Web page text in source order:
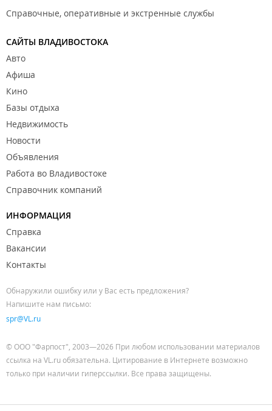
Справочные, оперативные и экстренные службы
САЙТЫ ВЛАДИВОСТОКА
Авто
Афиша
Кино
Базы отдыха
Недвижимость
Новости
Объявления
Работа во Владивостоке
Справочник компаний
ИНФОРМАЦИЯ
Справка
Вакансии
Контакты
Обнаружили ошибку или у Вас есть предложения?
Напишите нам письмо:
spr@VL.ru
© ООО "Фарпост", 2003—2026 При любом использовании материалов
ссылка на VL.ru обязательна. Цитирование в Интернете возможно
только при наличии гиперссылки. Все права защищены.